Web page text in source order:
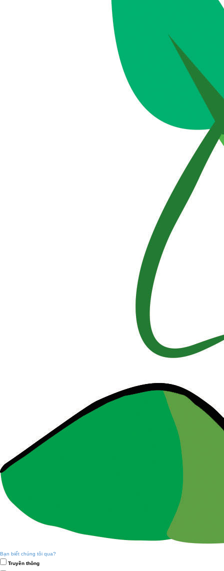
Bạn biết chúng tôi qua?
Truyền thông